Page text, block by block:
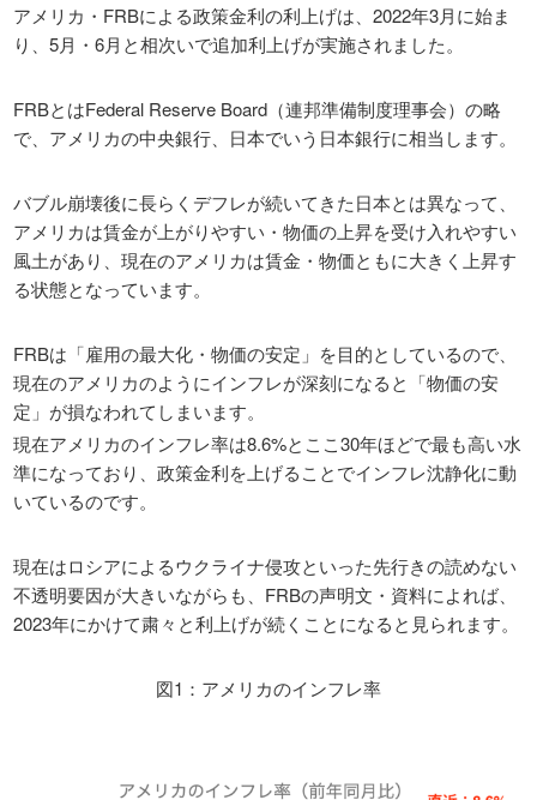
アメリカ・FRBによる政策金利の利上げは、2022年3月に始ま
り、5月・6月と相次いで追加利上げが実施されました。
FRBとはFederal Reserve Board（連邦準備制度理事会）の略
で、アメリカの中央銀行、日本でいう日本銀行に相当します。
バブル崩壊後に長らくデフレが続いてきた日本とは異なって、
アメリカは賃金が上がりやすい・物価の上昇を受け入れやすい
風土があり、現在のアメリカは賃金・物価ともに大きく上昇す
る状態となっています。
FRBは「雇用の最大化・物価の安定」を目的としているので、
現在のアメリカのようにインフレが深刻になると「物価の安
定」が損なわれてしまいます。
現在アメリカのインフレ率は8.6%とここ30年ほどで最も高い水
準になっており、政策金利を上げることでインフレ沈静化に動
いているのです。
現在はロシアによるウクライナ侵攻といった先行きの読めない
不透明要因が大きいながらも、FRBの声明文・資料によれば、
2023年にかけて粛々と利上げが続くことになると見られます。
図1：アメリカのインフレ率